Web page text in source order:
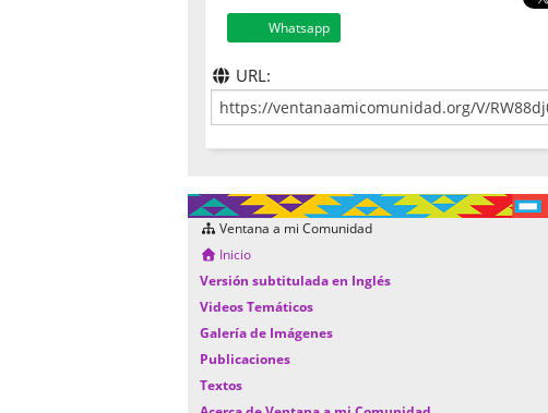
Whatsapp
URL:
Ventana a mi Comunidad
Inicio
Versión subtitulada en Inglés
Videos Temáticos
Galería de Imágenes
Publicaciones
Textos